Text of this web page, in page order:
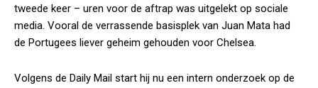
tweede keer – uren voor de aftrap was uitgelekt op sociale
media. Vooral de verrassende basisplek van Juan Mata had
de Portugees liever geheim gehouden voor Chelsea.
Volgens de Daily Mail start hij nu een intern onderzoek op de